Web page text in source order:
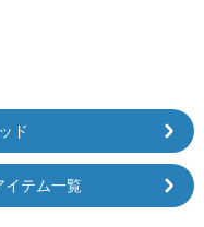
ド
イテム一覧